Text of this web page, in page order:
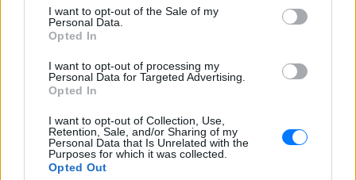
I want to opt-out of the Sale of my
Personal Data.
Opted In
I want to opt-out of processing my
Personal Data for Targeted Advertising.
Opted In
I want to opt-out of Collection, Use,
Retention, Sale, and/or Sharing of my
Personal Data that Is Unrelated with the
Purposes for which it was collected.
Opted Out
την κατάστασή του, ειδικά αφού από το 2004 ο
κατάδικος δεν έχει οποιαδήποτε κύρωση»,
αναφέρεται στο σκεπτικό του δικαστηρίου.
«Το θηρίο από τα Βαλκάνια «ξέφυγε» από
το καθεστώς υψηλού κινδύνου
Ο Κωνσταντίνος Πάσσαρης τιμωρήθηκε 9 φορές ,
αλλά ο συνήγορός του είπε ότι αυτές οι ποινές